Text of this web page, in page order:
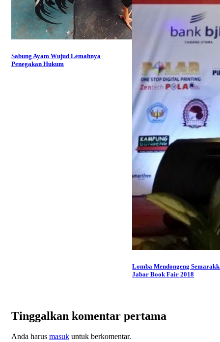
Sabung Ayam Wujud Lemahnya
Penegakan Hukum
Lomba Mendongeng
Jabar Book Fair 2018
Tinggalkan komentar pertama
Anda harus masuk untuk berkomentar.